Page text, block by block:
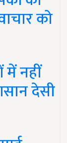
को
नहीं
देसी